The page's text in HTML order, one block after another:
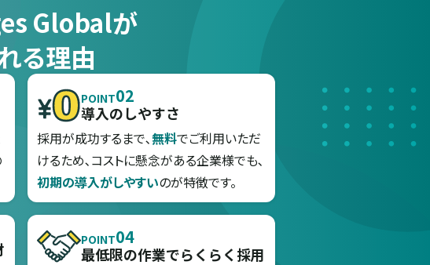
Globalが
る理由
POINT02
導入のしやすさ
採用が成功するまで､無料でご利用いただ
けるため､コストに懸念がある企業様でも､
初期の導入がしやすいのが特徴です。
POINT04
最低限の作業でらくらく採用